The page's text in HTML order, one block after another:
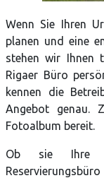
Wenn Sie Ihren
planen und eine
stehen wir Ihnen
Rigaer Büro
kennen die
Angebot genau.
Fotoalbum bereit.
Ob sie Ihre